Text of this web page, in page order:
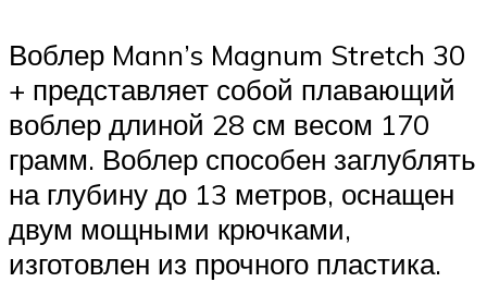
Воблер Mann’s Magnum Stretch 30
+ представляет собой плавающий
воблер длиной 28 см весом 170
грамм. Воблер способен заглублять
на глубину до 13 метров, оснащен
двум мощными крючками,
изготовлен из прочного пластика.